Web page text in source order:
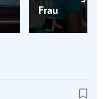
Frau